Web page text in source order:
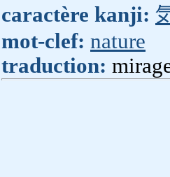
caractère kanji:
mot-clef: nature
traduction: